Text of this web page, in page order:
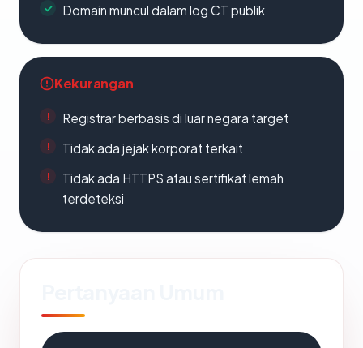
Domain muncul dalam log CT publik
Kekurangan
Registrar berbasis di luar negara target
Tidak ada jejak korporat terkait
Tidak ada HTTPS atau sertifikat lemah
terdeteksi